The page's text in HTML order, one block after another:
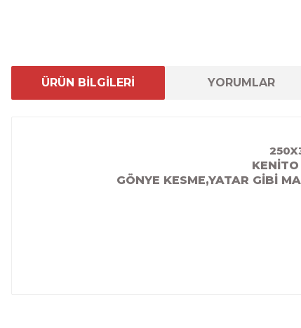
ÜRÜN BİLGİLERİ YORUMLAR
GÖNYE KESME,YATAR GİBİ